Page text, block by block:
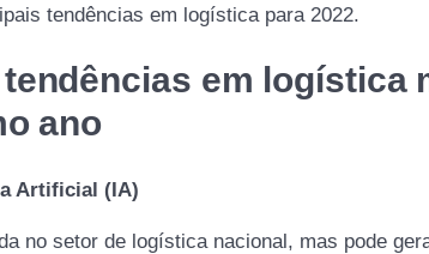
tendências em logística para 2022.
em logística
ano
Artificial (IA)
no setor de logística nacional, mas pode